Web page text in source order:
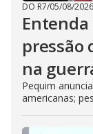
DO R7/05/08/2026
pressão
na
Pequim
americanas;